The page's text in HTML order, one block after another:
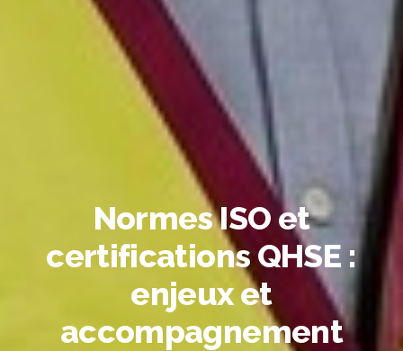
Normes ISO et
certifications QHSE :
enjeux et
accompagnement